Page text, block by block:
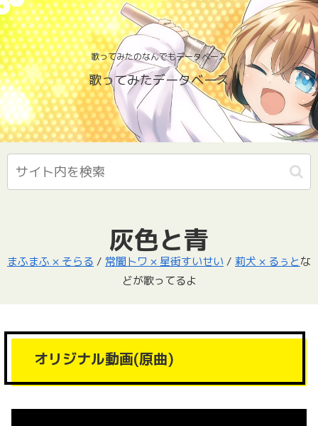
歌ってみたのなんでもデータベース
歌ってみたデータベース
灰色と青
まふまふ × そらる / 常闇トワ × 星街すいせい / 莉犬 × るぅとな
どが歌ってるよ
オリジナル動画(原曲)